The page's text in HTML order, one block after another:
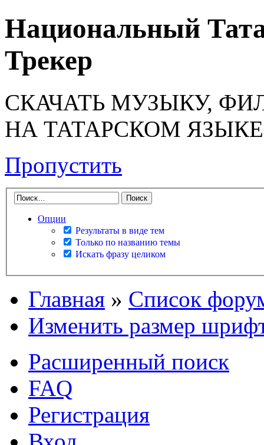
Национальный
Трекер
СКАЧАТЬ МУЗЫКУ,
НА ТАТАРСКОМ ЯЗЫКЕ
Пропустить
Опции
Результаты в виде тем
Только по названию темы
Искать фразу целиком
Главная » Список
Изменить размер
Расширенный поиск
FAQ
Регистрация